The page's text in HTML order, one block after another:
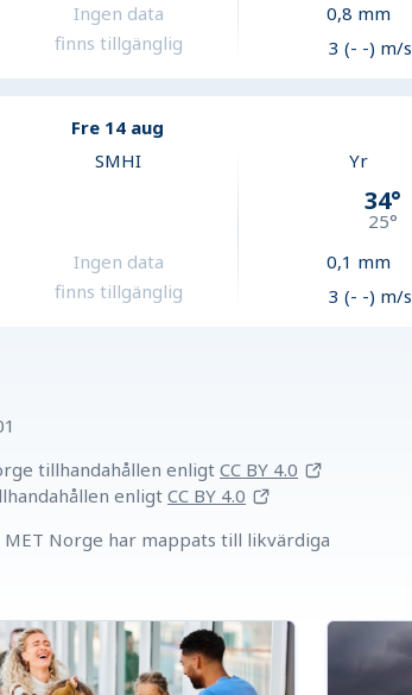
Ingen data
finns tillgänglig
0,8 mm
3 (- -) m/s
Fre 14 aug
SMHI
Ingen data
finns tillgänglig
Yr
34°
25°
0,1 mm
3 (- -) m/s
tillhandahållen enligt CC BY 4.0
enligt CC BY 4.0
Norge har mappats till likvärdiga